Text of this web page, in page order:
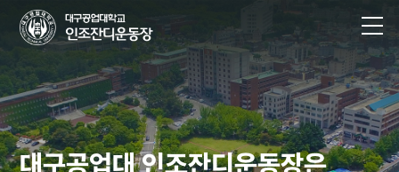
대구공업대 인조잔디운동장은
대구공업대 인조잔디운동장은
대구공업대 인조잔디운동장은
대구공업대 인조잔디운동장은